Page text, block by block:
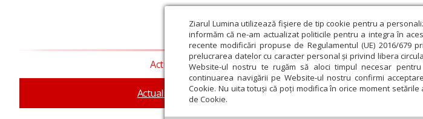
Ziarul Lumina utilizează fişiere de tip cookie pentru a
informăm că ne-am actualizat politicile pentru a integra în
recente modificări propuse de Regulamentul (UE) 2016/
prelucrarea datelor cu caracter personal și privind libera
Website-ul nostru te rugăm să aloci timpul necesar
continuarea navigării pe Website-ul nostru confirmi
Cookie. Nu uita totuși că poți modifica în orice moment
de Cookie.
Actualitate religioasă Teologie și spiritualitate
Actualitate socială Sănătate Analiză Reportaj